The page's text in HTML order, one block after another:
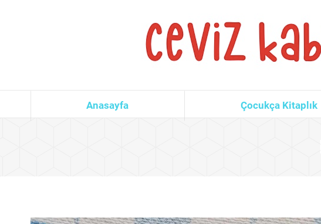
Anasayfa Çocukça Kitaplık